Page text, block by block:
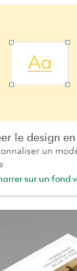
le design
un
sur un fond